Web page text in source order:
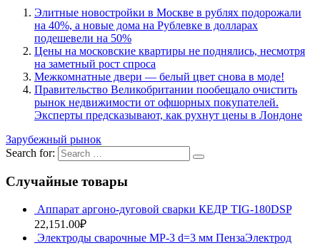
Элитные новостройки в Москве в рублях подорожали
на 40%, а новые дома на Рублевке в долларах
подешевели на 50%
Цены на московские квартиры не поднялись, несмотря
на заметный рост спроса
Межкомнатные двери — белый цвет снова в моде!
Правительство Великобритании пообещало очистить
рынок недвижимости от офшорных покупателей.
Эксперты предсказывают, как рухнут цены в Лондоне
Зарубежный рынок
Search for:
Случайные товары
Аппарат аргоно-дуговой сварки КЕДР TIG-180DSP
22,151.00₽
Электроды сварочные МР-3 d=3 мм ПензаЭлектрод